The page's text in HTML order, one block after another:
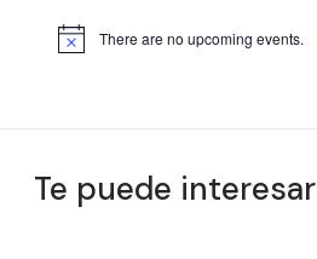
There are no upcoming events.
Te puede interesar